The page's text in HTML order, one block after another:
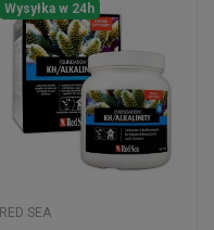
Wysyłka w 24h
RED SEA